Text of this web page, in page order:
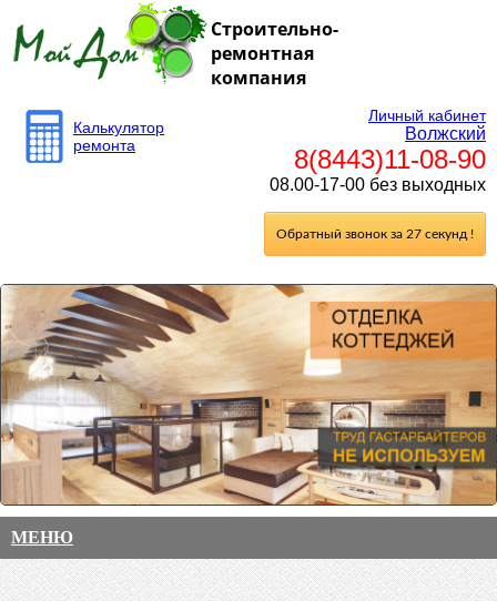
Строительно-
ремонтная
компания
Калькулятор
ремонта
Личный кабинет
Волжский
8(8443)11-08-90
08.00-17-00 без выходных
Обратный звонок за 27 секунд !
МЕНЮ